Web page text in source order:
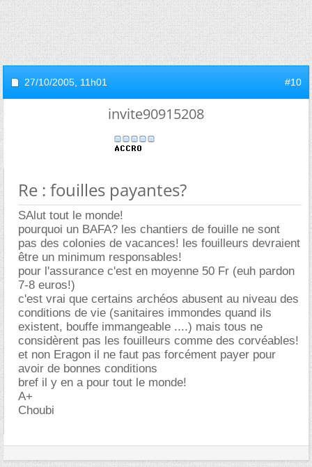
27/10/2005, 11h01 #10
invite90915208
Re : fouilles payantes?
SAlut tout le monde!
pourquoi un BAFA? les chantiers de fouille ne sont
pas des colonies de vacances! les fouilleurs devraient
être un minimum responsables!
pour l'assurance c'est en moyenne 50 Fr (euh pardon
7-8 euros!)
c'est vrai que certains archéos abusent au niveau des
conditions de vie (sanitaires immondes quand ils
existent, bouffe immangeable ....) mais tous ne
considèrent pas les fouilleurs comme des corvéables!
et non Eragon il ne faut pas forcément payer pour
avoir de bonnes conditions
bref il y en a pour tout le monde!
A+
Choubi